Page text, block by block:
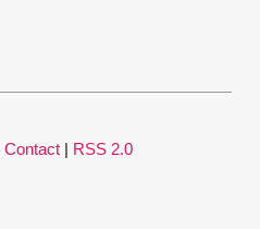
Contact| RSS 2.0